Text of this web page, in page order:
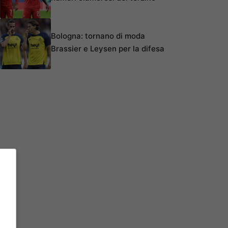
Bologna: tornano di moda
Brassier e Leysen per la difesa